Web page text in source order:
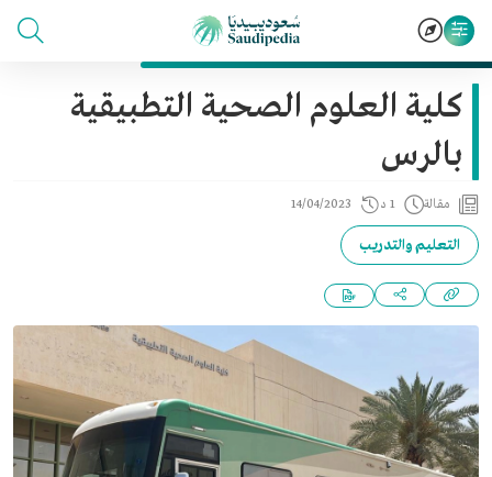
كلية العلوم الصحية التطبيقية
بالرس
مقالة 1 د 14/04/2023
التعليم والتدريب